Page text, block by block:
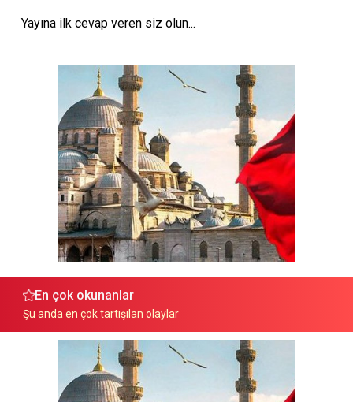
Yayına ilk cevap veren siz olun...
En çok okunanlar
Şu anda en çok tartışılan olaylar